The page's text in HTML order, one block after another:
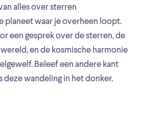
alles over sterren
planeet waar je overheen loopt.
een gesprek over de sterren, de
en de kosmische harmonie
Beleef een andere kant
deze wandeling in het donker.